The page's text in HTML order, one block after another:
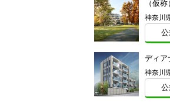
神奈川
公
ディア
公